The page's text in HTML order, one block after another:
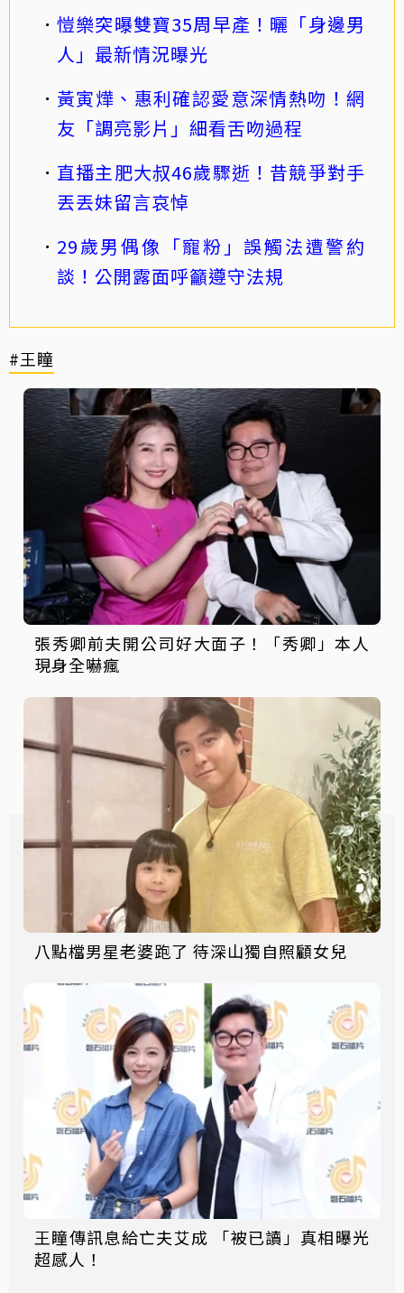
愷樂突曝雙寶35周早產！曬「身邊男
人」最新情況曝光
黃寅燁、惠利確認愛意深情熱吻！網
友「調亮影片」細看舌吻過程
直播主肥大叔46歲驟逝！昔競爭對手
丟丟妹留言哀悼
29歲男偶像「寵粉」誤觸法遭警約
談！公開露面呼籲遵守法規
#王瞳
張秀卿前夫開公司好大面子！「秀卿」本人
現身全嚇瘋
八點檔男星老婆跑了 待深山獨自照顧女兒
王瞳傳訊息給亡夫艾成 「被已讀」真相曝光
超感人！